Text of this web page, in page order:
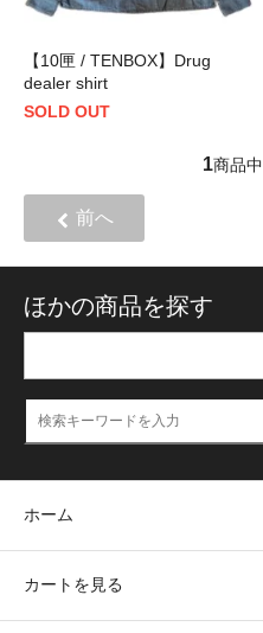
【10匣 / TENBOX】Drug
dealer shirt
SOLD OUT
1商品中
前へ
ほかの商品を探す
ホーム
カートを見る